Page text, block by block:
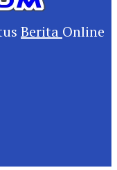
Berita Online